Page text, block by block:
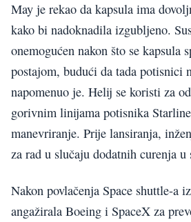
May je rekao da kapsula ima
kako bi nadoknadila izgubljeno.
onemogućen nakon što se kapsula
postajom, budući da tada potisnici
napomenuo je. Helij se koristi za
gorivnim linijama potisnika
manevriranje. Prije lansiranja,
za rad u slučaju dodatnih curenja u
Nakon povlačenja Space shuttle-a
angažirala Boeing i SpaceX za